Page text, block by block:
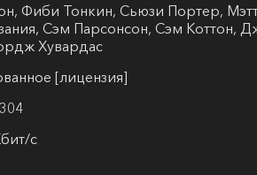
Фиби Тонкин, Сьюзи Портер,
Сэм Парсонсон, Сэм Коттон,
Хувардас
[лицензия]
с